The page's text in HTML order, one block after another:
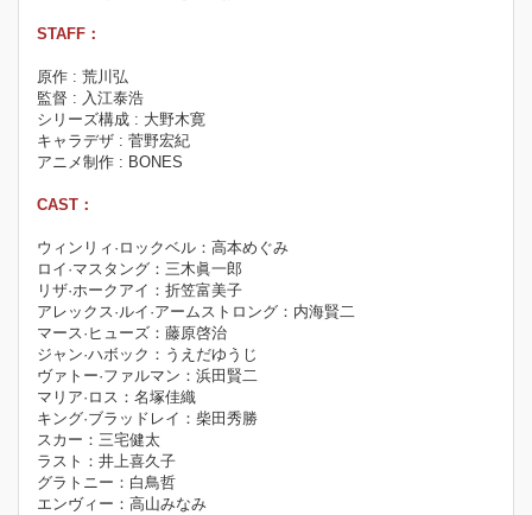
STAFF：
原作 : 荒川弘
監督 : 入江泰浩
シリーズ構成 : 大野木寛
キャラデザ : 菅野宏紀
アニメ制作 : BONES
CAST：
ウィンリィ·ロックベル：高本めぐみ
ロイ·マスタング：三木眞一郎
リザ·ホークアイ：折笠富美子
アレックス·ルイ·アームストロング：内海賢二
マース·ヒューズ：藤原啓治
ジャン·ハボック：うえだゆうじ
ヴァトー·ファルマン：浜田賢二
マリア·ロス：名塚佳織
キング·ブラッドレイ：柴田秀勝
スカー：三宅健太
ラスト：井上喜久子
グラトニー：白鳥哲
エンヴィー：高山みなみ